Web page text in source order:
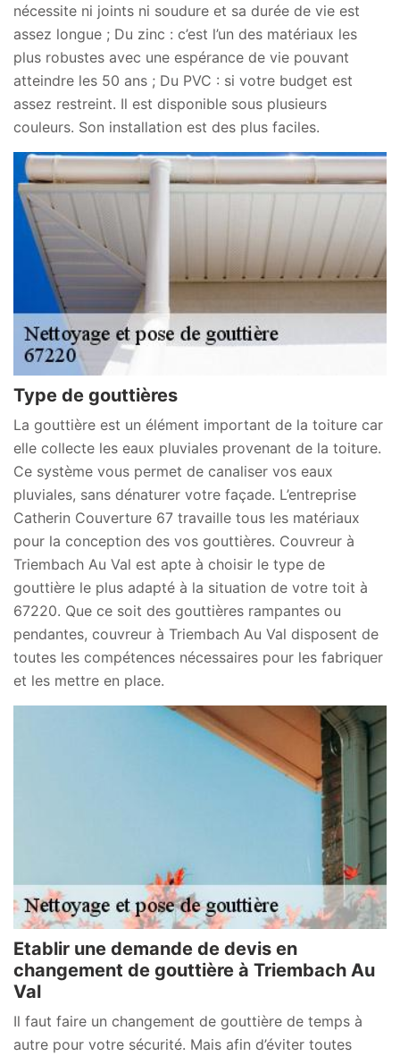
nécessite ni joints ni soudure et sa durée de vie est
assez longue ; Du zinc : c’est l’un des matériaux les
plus robustes avec une espérance de vie pouvant
atteindre les 50 ans ; Du PVC : si votre budget est
assez restreint. Il est disponible sous plusieurs
couleurs. Son installation est des plus faciles.
Type de gouttières
La gouttière est un élément important de la toiture car
elle collecte les eaux pluviales provenant de la toiture.
Ce système vous permet de canaliser vos eaux
pluviales, sans dénaturer votre façade. L’entreprise
Catherin Couverture 67 travaille tous les matériaux
pour la conception des vos gouttières. Couvreur à
Triembach Au Val est apte à choisir le type de
gouttière le plus adapté à la situation de votre toit à
67220. Que ce soit des gouttières rampantes ou
pendantes, couvreur à Triembach Au Val disposent de
toutes les compétences nécessaires pour les fabriquer
et les mettre en place.
Etablir une demande de devis en
changement de gouttière à Triembach Au
Val
Il faut faire un changement de gouttière de temps à
autre pour votre sécurité. Mais afin d’éviter toutes